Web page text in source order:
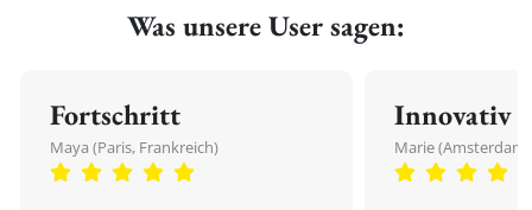
Was unsere User sagen:
Fortschritt
Maya (Paris, Frankreich)
Innovativ
Marie